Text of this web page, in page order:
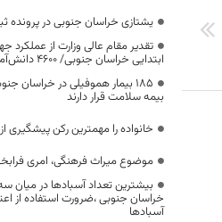
یشتازی خراسان جنوبی در پرونده
تقدیر مقام عالی وزارت از
ابتدایی خراسان جنوبی/ ۴۶۰۰ دانش‌آموز زیر چتر «طرح حامی»
۱۸۵ بیمار هموفیلی در
بیمه سلامت قرار دارند
خانواده را مهمترین رکن
موضوع میراث فرهنگی، امری
بیشترین تعداد آسبادها در میان
خراسان جنوبی ،ضرورت استفاده از
آسبادها